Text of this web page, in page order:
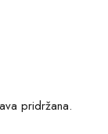
pridržana.